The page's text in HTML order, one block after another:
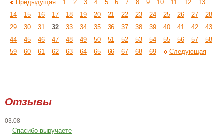
Предыдущая 1 2 3 4 5 6 7 8 9 10 11 12
13
14
15 16 17 18 19 20 21 22 23 24 25 26 27
28
29
30 31 32 33 34 35 36 37 38 39 40 41 42
43
44
45 46 47 48 49 50 51 52 53 54 55 56 57
58
59
60 61 62 63 64 65 66 67 68 69 Следующая
Отзывы
03.08
Спасибо выручаете